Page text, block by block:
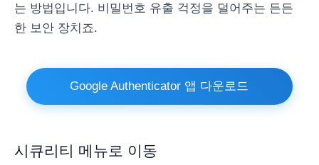
는 방법입니다. 비밀번호 유출 걱정을 덜어주는 든든
한 보안 장치죠.
Google Authenticator 앱 다운로드
시큐리티 메뉴로 이동